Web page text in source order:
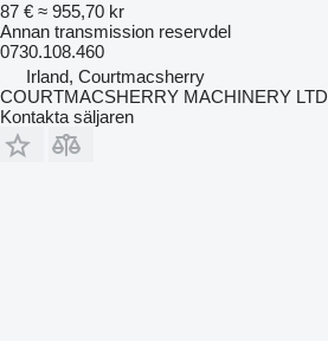
87 € ≈ 955,70 kr
Annan transmission reservdel
0730.108.460
Irland, Courtmacsherry
COURTMACSHERRY MACHINERY LTD
Kontakta säljaren